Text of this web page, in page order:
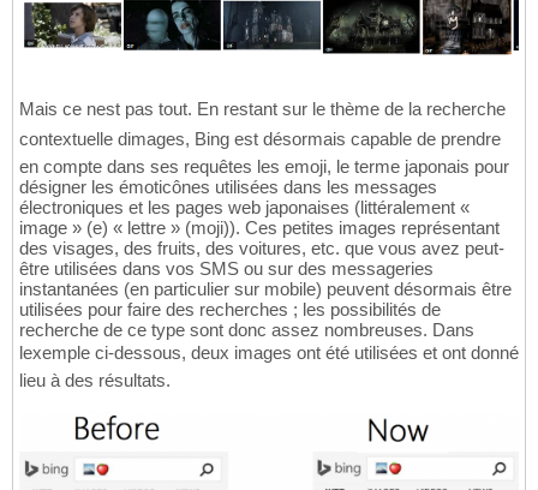
Mais ce nest pas tout. En restant sur le thème de la recherche
contextuelle dimages, Bing est désormais capable de prendre
en compte dans ses requêtes les emoji, le terme japonais pour
désigner les émoticônes utilisées dans les messages
électroniques et les pages web japonaises (littéralement «
image » (e) « lettre » (moji)). Ces petites images représentant
des visages, des fruits, des voitures, etc. que vous avez peut-
être utilisées dans vos SMS ou sur des messageries
instantanées (en particulier sur mobile) peuvent désormais être
utilisées pour faire des recherches ; les possibilités de
recherche de ce type sont donc assez nombreuses. Dans
lexemple ci-dessous, deux images ont été utilisées et ont donné
lieu à des résultats.